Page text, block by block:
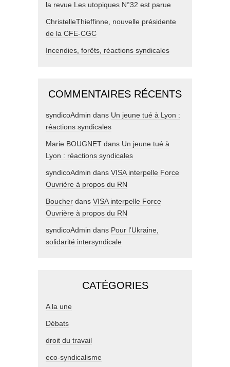
la revue Les utopiques N°32 est parue
ChristelleThieffinne, nouvelle présidente
de la CFE-CGC
Incendies, forêts, réactions syndicales
COMMENTAIRES RÉCENTS
syndicoAdmin dans Un jeune tué à Lyon :
réactions syndicales
Marie BOUGNET dans Un jeune tué à
Lyon : réactions syndicales
syndicoAdmin dans VISA interpelle Force
Ouvrière à propos du RN
Boucher dans VISA interpelle Force
Ouvrière à propos du RN
syndicoAdmin dans Pour l’Ukraine,
solidarité intersyndicale
CATÉGORIES
A la une
Débats
droit du travail
eco-syndicalisme